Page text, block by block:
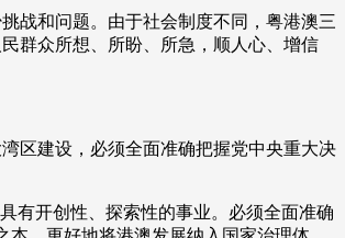
战和问题。由于社会制度不同，粤港澳三
群众所想、所盼、所急，顺人心、增信
区建设，必须全面准确把握党中央重大决
开创性、探索性的事业。必须全面准确